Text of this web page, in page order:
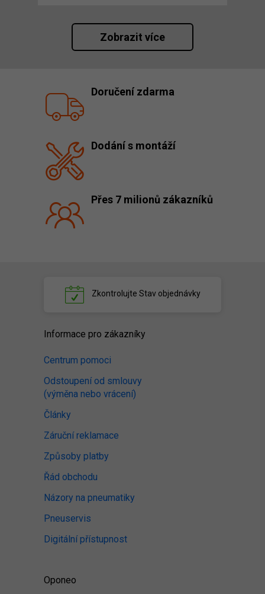
Zobrazit více
Doručení zdarma
Dodání s montáží
Přes 7 milionů zákazníků
Zkontrolujte Stav objednávky
Informace pro zákazníky
Centrum pomoci
Odstoupení od smlouvy
(výměna nebo vrácení)
Články
Záruční reklamace
Způsoby platby
Řád obchodu
Názory na pneumatiky
Pneuservis
Digitální přístupnost
Oponeo